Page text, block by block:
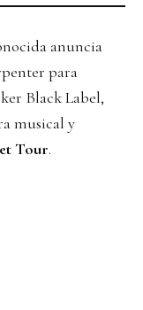
anuncia
para
Black Label,
musical y
Tour.